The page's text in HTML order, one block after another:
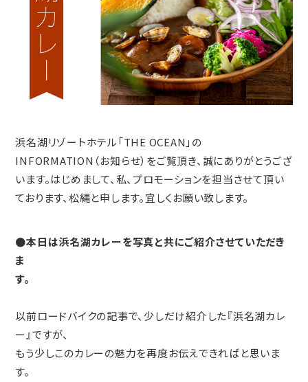
浜名湖リゾートホテル「THE OCEAN」の
INFORMATION（お知らせ）をご覧頂き、誠にありがとうござ
います。はじめまして、私、プロモーションを担当させて頂い
ております、松縄と申します。宜しくお願い致します。
●本日は浜名湖カレーを写真と共にご紹介させていただき
ま
す。
以前ロードバイクの記事で、少しだけ紹介した『浜名湖カレ
ー』ですが、
もう少しこのカレーの魅力を再度お伝えできればと思いま
す。